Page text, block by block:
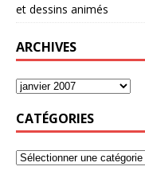
et dessins animés
ARCHIVES
CATÉGORIES